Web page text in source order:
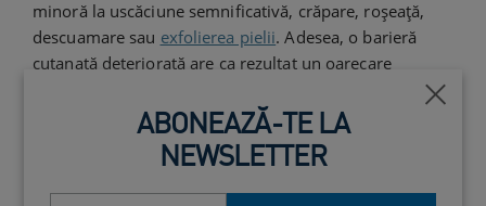
minoră la uscăciune semnificativă, crăpare, roșeață,
descuamare sau exfolierea pielii. Adesea, o barieră
cutanată deteriorată are ca rezultat un oarecare
afecțiuni care pot fi legate de o barieră cutanată
compromisă includacneea, un aspect tern vizibil și o
pierdere a elasticității pielii.
ABONEAZĂ-TE LA
NEWSLETTER